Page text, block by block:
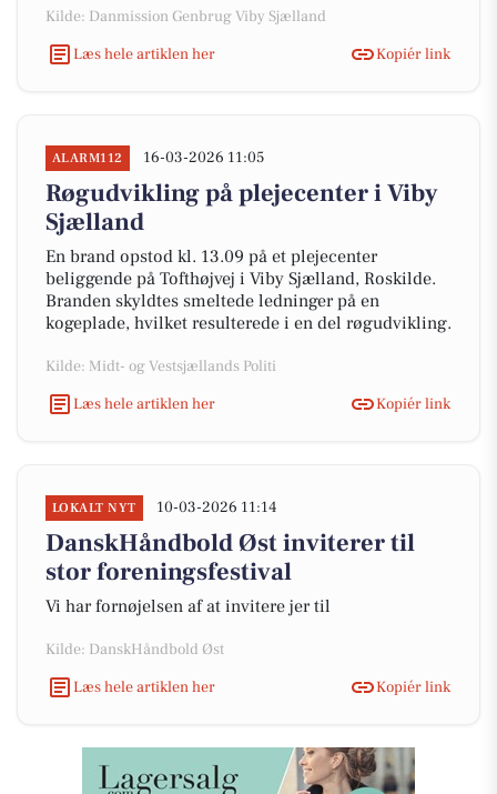
Kilde: Danmission Genbrug Viby Sjælland
Læs hele artiklen her
Kopiér link
ALARM112 16-03-2026 11:05
Røgudvikling på plejecenter i Viby
Sjælland
En brand opstod kl. 13.09 på et plejecenter
beliggende på Tofthøjvej i Viby Sjælland, Roskilde.
Branden skyldtes smeltede ledninger på en
kogeplade, hvilket resulterede i en del røgudvikling.
Kilde: Midt- og Vestsjællands Politi
Læs hele artiklen her
Kopiér link
LOKALT NYT 10-03-2026 11:14
DanskHåndbold Øst inviterer til
stor foreningsfestival
Vi har fornøjelsen af at invitere jer til
Kilde: DanskHåndbold Øst
Læs hele artiklen her
Kopiér link